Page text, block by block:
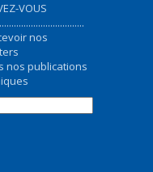
VOUS
nos
nos publications